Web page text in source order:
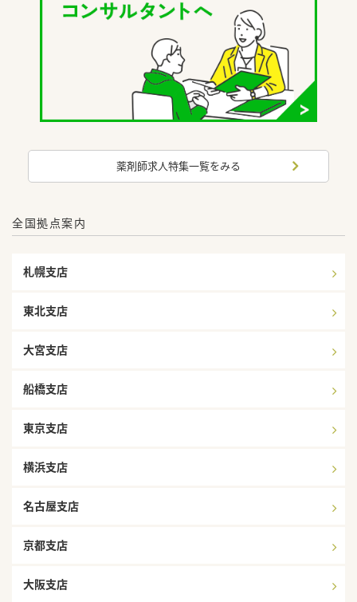
薬剤師求人特集一覧をみる
全国拠点案内
札幌支店
東北支店
大宮支店
船橋支店
東京支店
横浜支店
名古屋支店
京都支店
大阪支店